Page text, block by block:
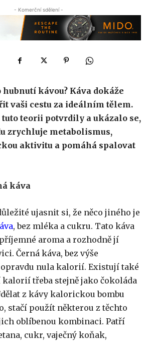
- Komerční sdělení -
hubnutí kávou? Káva dokáže
vaši cestu za ideálním tělem.
tuto teorii potvrdily a ukázalo se,
zrychluje metabolismus,
aktivitu a pomáhá spalovat
káva
ujasnit si, že něco jiného je
, bez mléka a cukru. Tato káva
aroma a rozhodně jí
Černá káva, bez výše
nula kalorií. Existují také
třeba stejně jako čokoláda
z kávy kalorickou bombu
stačí použít některou z těchto
oblíbenou kombinaci. Patří
cukr, vaječný koňak,